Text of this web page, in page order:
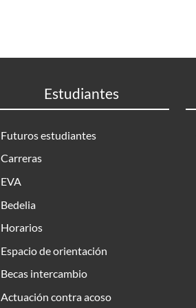
Estudiantes
Futuros estudiantes
Carreras
EVA
Bedelia
Horarios
Espacio de orientación
Becas intercambio
Actuación contra acoso